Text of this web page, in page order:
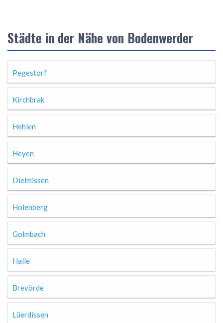
Städte in der Nähe von Bodenwerder
Pegestorf
Kirchbrak
Hehlen
Heyen
Dielmissen
Holenberg
Golmbach
Halle
Brevörde
Lüerdissen